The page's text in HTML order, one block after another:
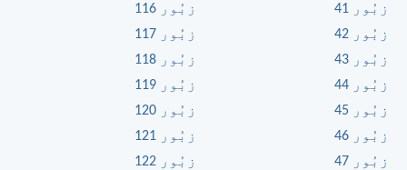
زبُور 41
زبُور 42
زبُور 43
زبُور 44
زبُور 45
زبُور 46
زبُور 47
زبُور 116
زبُور 117
زبُور 118
زبُور 119
زبُور 120
زبُور 121
زبُور 122